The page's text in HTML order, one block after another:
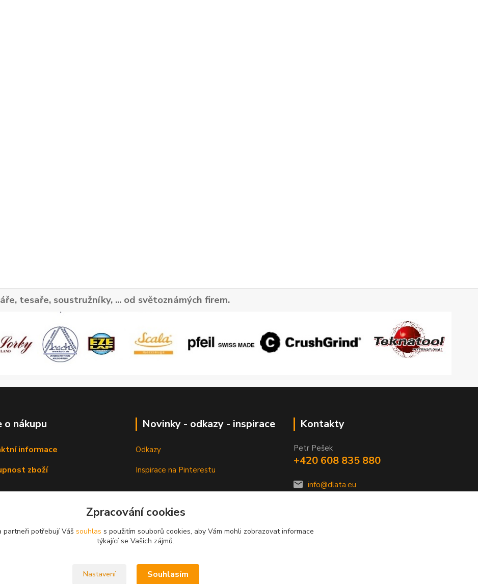
tesaře, soustružníky, ... od světoznámých firem.
o nákupu
informace
zboží
Novinky - odkazy - inspirace
Odkazy
Inspirace na Pinterestu
Kontakty
Petr Pešek
+420 608 835 880
info@dlata.eu
Zpracování cookies
partneři potřebují Váš souhlas s použitím souborů cookies, aby Vám mohli zobrazovat informace
týkající se Vašich zájmů.
Nastavení Souhlasím